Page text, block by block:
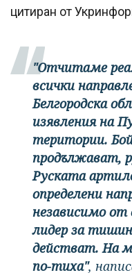
цитиран от
"Отчитаме
всички
Белгородска
изявления на
територии.
продължават,
Руската
определени
независимо от
лидер за
действат. На
по-тиха",